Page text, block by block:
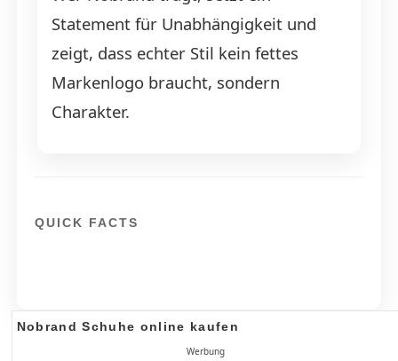
Statement für Unabhängigkeit und
zeigt, dass echter Stil kein fettes
Markenlogo braucht, sondern
Charakter.
QUICK FACTS
Nobrand Schuhe online kaufen
Werbung